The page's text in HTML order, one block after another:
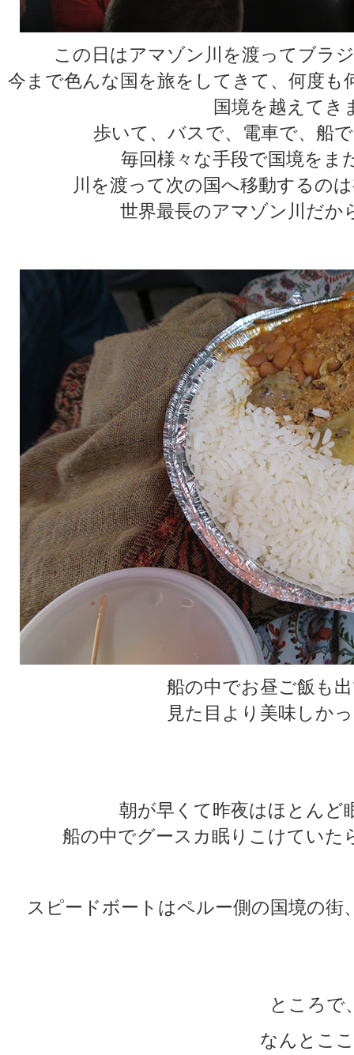
この日はアマゾン川を渡ってブラ
今まで色んな国を旅をしてきて、何度
国境を越えてき
歩いて、バスで、電車で、船
毎回様々な手段で国境をま
川を渡って次の国へ移動するの
世界最長のアマゾン川だか
船の中でお昼ご飯も
見た目より美味しか
朝が早くて昨夜はほとんど
船の中でグースカ眠りこけていた
スピードボートはペルー側の国境の
ところで
なんとこ